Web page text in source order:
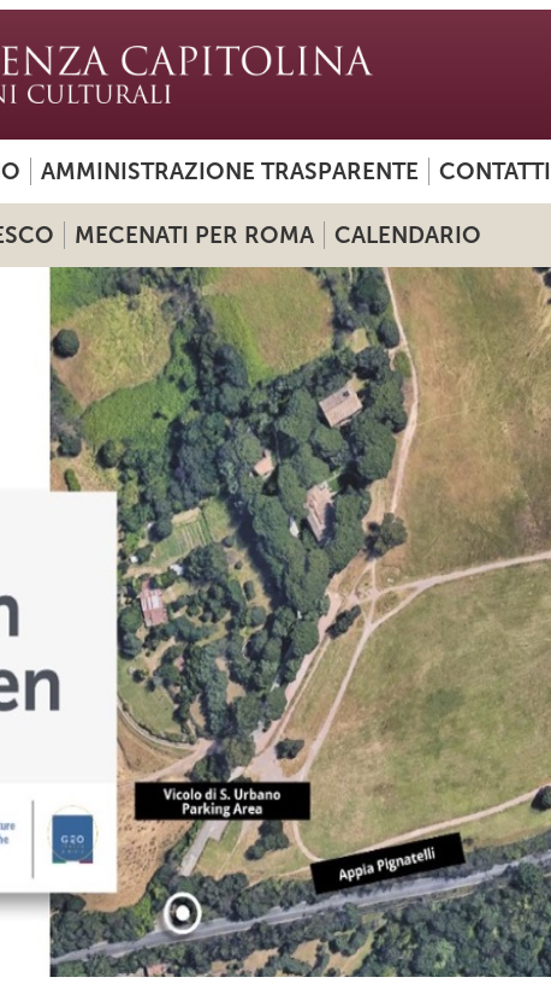
AMMINISTRAZIONE TRASPARENTE CONTATTI
MECENATI PER ROMA CALENDARIO